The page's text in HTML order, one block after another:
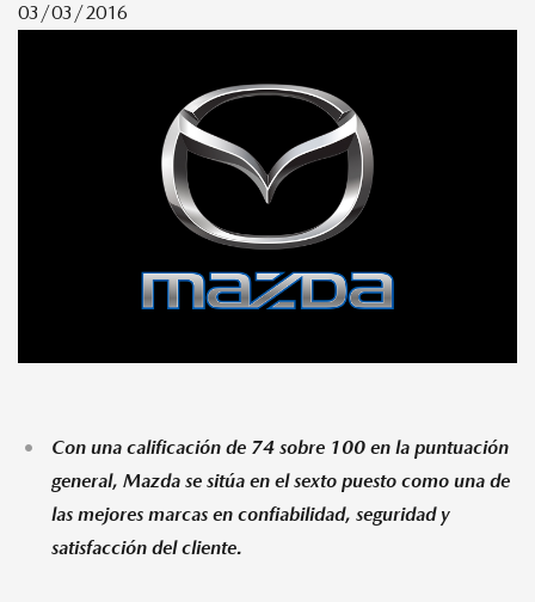
03/03/2016
Con una calificación de 74 sobre 100 en la puntuación
general, Mazda se sitúa en el sexto puesto como una de
las mejores marcas en confiabilidad, seguridad y
satisfacción del cliente.